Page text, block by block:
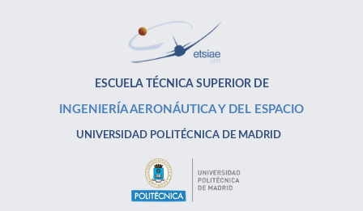
ESCUELA TÉCNICA SUPERIOR DE
INGENIERÍA AERONÁUTICA Y DEL ESPACIO
UNIVERSIDAD POLITÉCNICA DE MADRID